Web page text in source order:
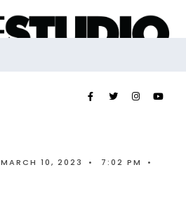
MARCH 10, 2023 • 7:02 PM
•